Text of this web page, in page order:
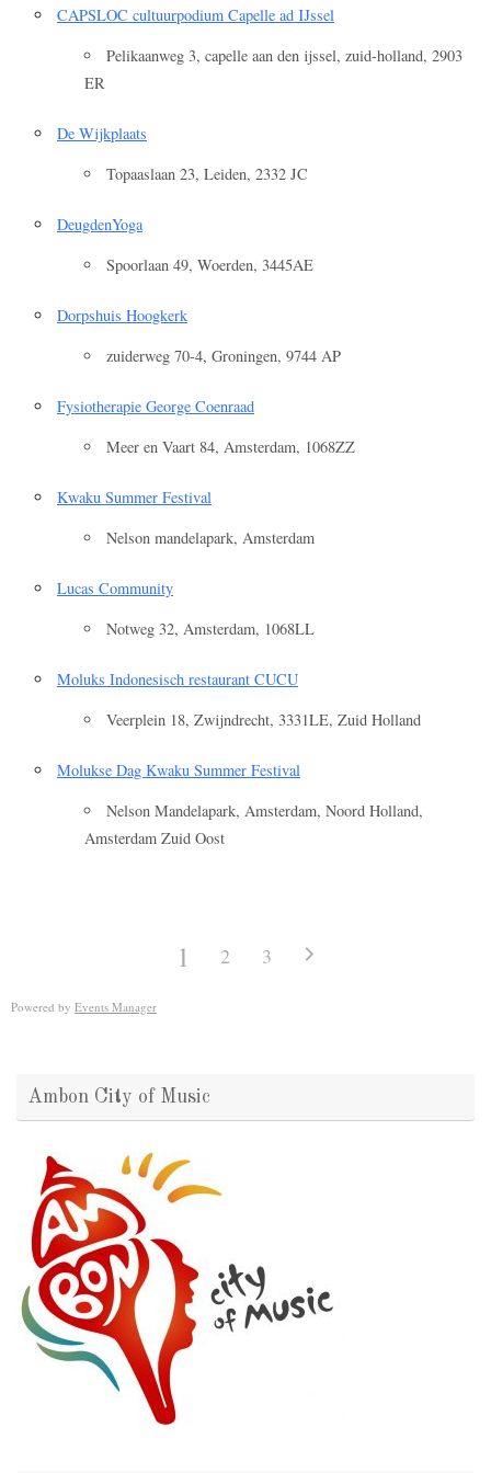
CAPSLOC cultuurpodium Capelle ad IJssel
Pelikaanweg 3, capelle aan den ijssel, zuid-holland, 2903
ER
De Wijkplaats
Topaaslaan 23, Leiden, 2332 JC
DeugdenYoga
Spoorlaan 49, Woerden, 3445AE
Dorpshuis Hoogkerk
zuiderweg 70-4, Groningen, 9744 AP
Fysiotherapie George Coenraad
Meer en Vaart 84, Amsterdam, 1068ZZ
Kwaku Summer Festival
Nelson mandelapark, Amsterdam
Lucas Community
Notweg 32, Amsterdam, 1068LL
Moluks Indonesisch restaurant CUCU
Veerplein 18, Zwijndrecht, 3331LE, Zuid Holland
Molukse Dag Kwaku Summer Festival
Nelson Mandelapark, Amsterdam, Noord Holland,
Amsterdam Zuid Oost
1 2 3
Powered by Events Manager
Ambon City of Music